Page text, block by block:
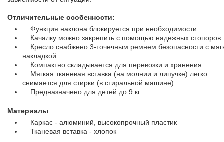
Отличительные особенности:
Функция наклона блокируется при необходимости.
Качалку можно закрепить с помощью надежных стопоров.
Кресло снабжено 3-точечным ремнем безопасности с
накладкой.
Компактно складывается для перевозки и хранения.
Мягкая тканевая вставка (на молнии и липучке) легко
снимается для стирки (в стиральной машине)
Предназначено для детей до 9 кг
Материалы:
Каркас - алюминий, высокопрочный пластик
Тканевая вставка - хлопок